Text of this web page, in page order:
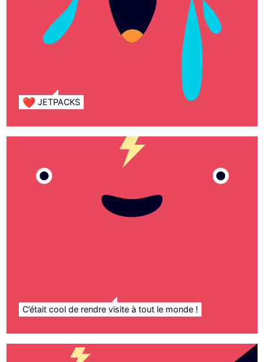
❤️ JETPACKS
C’était cool de rendre visite à tout le monde !